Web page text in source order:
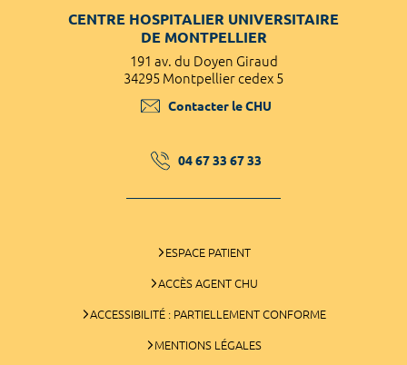
CENTRE HOSPITALIER UNIVERSITAIRE
DE MONTPELLIER
191 av. du Doyen Giraud
34295 Montpellier cedex 5
Contacter le CHU
04 67 33 67 33
ESPACE PATIENT
ACCÈS AGENT CHU
ACCESSIBILITÉ : PARTIELLEMENT CONFORME
MENTIONS LÉGALES